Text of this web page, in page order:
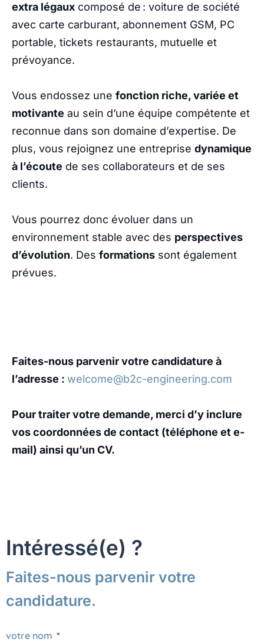
extra légaux composé de : voiture de société
avec carte carburant, abonnement GSM, PC
portable, tickets restaurants, mutuelle et
prévoyance.
Vous endossez une fonction riche, variée et
motivante au sein d’une équipe compétente et
reconnue dans son domaine d’expertise. De
plus, vous rejoignez une entreprise dynamique
à l’écoute de ses collaborateurs et de ses
clients.
Vous pourrez donc évoluer dans un
environnement stable avec des perspectives
d’évolution. Des formations sont également
prévues.
Faites-nous parvenir votre candidature à
l’adresse : welcome@b2c-engineering.com
Pour traiter votre demande, merci d’y inclure
vos coordonnées de contact (téléphone et e-
mail) ainsi qu’un CV.
Intéressé(e) ?
Faites-nous parvenir votre
candidature.
votre nom